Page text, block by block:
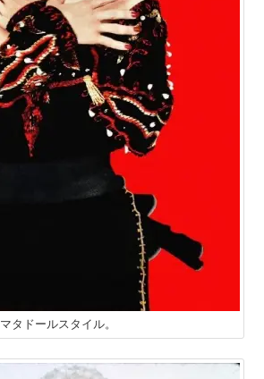
マタドールスタイル。